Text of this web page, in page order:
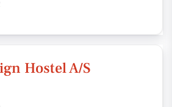
Hostel A/S